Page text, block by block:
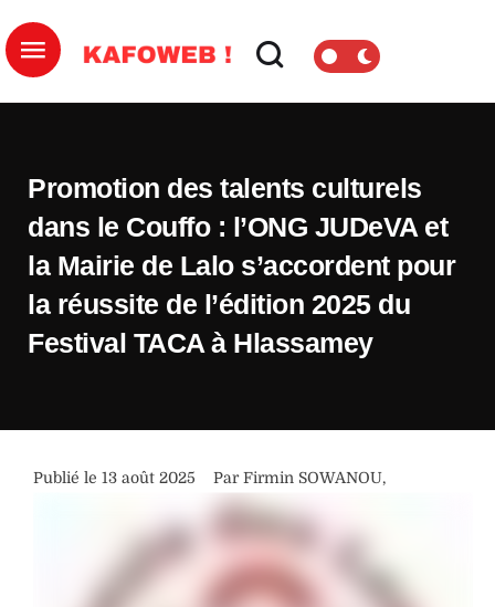
Promotion des talents culturels
dans le Couffo : l’ONG JUDeVA et
la Mairie de Lalo s’accordent pour
la réussite de l’édition 2025 du
Festival TACA à Hlassamey
Publié le 13 août 2025 Par Firmin SOWANOU,